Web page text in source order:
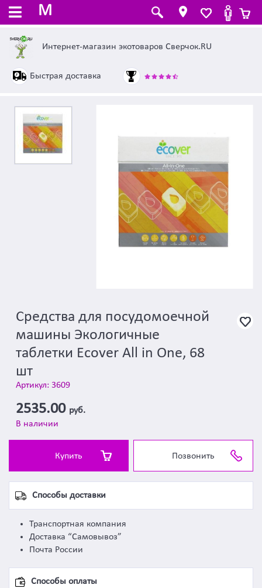
M
Интернет-магазин экотоваров Сверчок.RU
Быстрая доставка
Средства для посудомоечной
машины Экологичные
таблетки Ecover All in One, 68
шт
Артикул: 3609
2535.00 руб.
В наличии
Купить Позвонить
Способы доставки
Транспортная компания
Доставка “Самовывоз”
Почта России
Способы оплаты